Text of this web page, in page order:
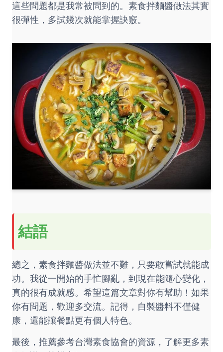
這些問題都是我常被問到的。素食拌麵醬做法其實
很彈性，多試幾次就能掌握訣竅。
結語
總之，素食拌麵醬做法並不難，只要敢嘗試就能成
功。我從一開始的手忙腳亂，到現在能隨心變化，
真的很有成就感。希望這篇文章對你有幫助！如果
你有問題，歡迎多交流。記得，自製醬料不僅健
康，還能讓餐點更有個人特色。
最後，推薦參考台灣素食協會的資源，了解更多素